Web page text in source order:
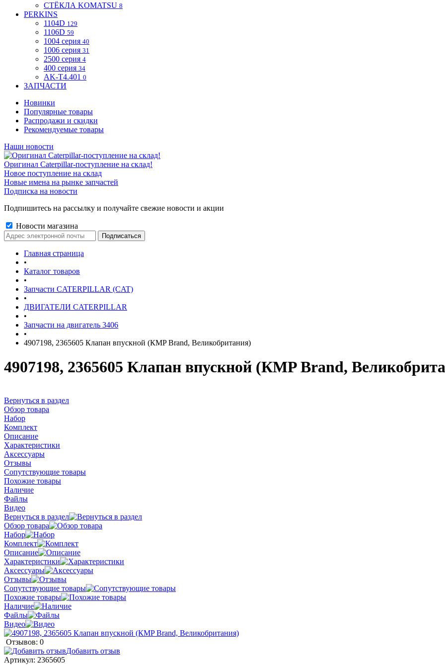
СТЁКЛА KOMATSU 8
PERKINS
1104D 129
1106D 59
1004 серия 40
1006 серия 31
2500 серия 4
400 серия 34
AK-T4.401 0
ЗАПЧАСТИ
Новинки
Популярные товары
Распродажи и скидки
Рекомендуемые товары
Наши новости
Оригинал Caterpillar-поступление на склад!
Новое поступление на склад
Новые имена на рынке запчастей
Подписка на новости
Подпишитесь на рассылку и получайте свежие новости и акции
Новости магазина
Главная страница
•
Каталог товаров
•
Запчасти CATERPILLAR (CAT)
•
ДВИГАТЕЛИ CATERPILLAR
•
Запчасти на двигатель 3406
•
4907198, 2365605 Клапан впускной (КMP Brand, Великобритания)
4907198, 2365605 Клапан впускной (КMP Brand,
Вернуться в раздел
Обзор товара
Набор
Комплект
Описание
Характеристики
Аксессуары
Отзывы
Сопутствующие товары
Похожие товары
Наличие
Файлы
Видео
Вернуться в раздел
Обзор товара
Набор
Комплект
Описание
Характеристики
Аксессуары
Отзывы
Сопутствующие товары
Похожие товары
Наличие
Файлы
Видео
Отзывов: 0
Добавить отзыв
Артикул: 2365605